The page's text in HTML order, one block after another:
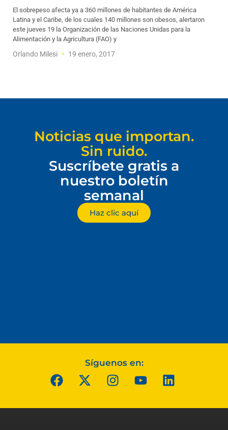
El sobrepeso afecta ya a 360 millones de habitantes de América
Latina y el Caribe, de los cuales 140 millones son obesos, alertaron
este jueves 19 la Organización de las Naciones Unidas para la
Alimentación y la Agricultura (FAO) y
Orlando Milesi 19 enero, 2017
Noticias que importan.
Sin ruido.
Suscríbete gratis a
nuestro boletín
semanal
Haz clic aquí
Síguenos en: